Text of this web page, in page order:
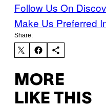
Follow Us On
Make Us Preferred
Share:
MORE
LIKE THIS